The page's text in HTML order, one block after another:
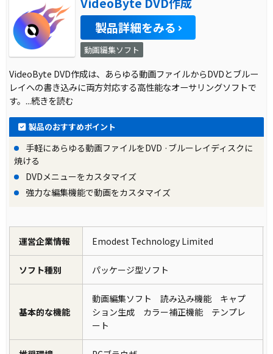
製品詳細をみる
動画編集ソフト
VideoByte DVD作成は、あらゆる動画ファイルからDVDとブルー
レイへの書き込みに両方対応する高性能なオーサリングソフトで
す。...続きを読む
製品のおすすめポイント
手軽にあらゆる動画ファイルをDVD ·ブルーレイディスクに
焼ける
DVDメニューをカスタマイズ
強力な編集機能で動画をカスタマイズ
運営企業情報 Emodest Technology Limited
ソフト種別 パッケージ型ソフト
基本的な機能
動画編集ソフト 読み込み機能 キャプ
ション生成 カラー補正機能 テンプレ
ート